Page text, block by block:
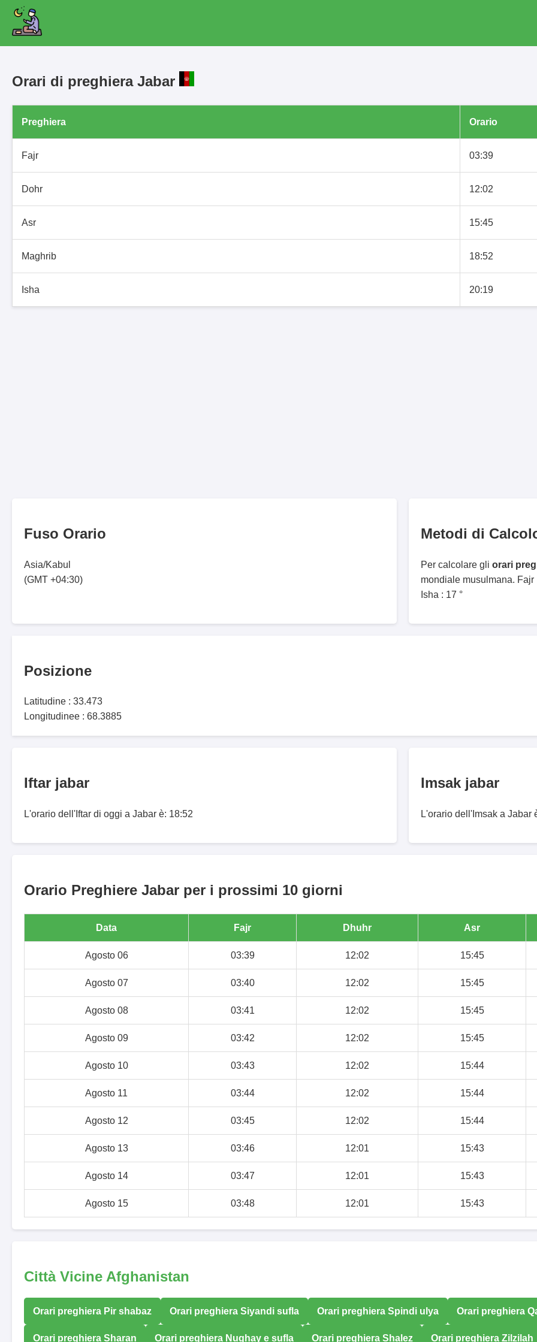
Orari di preghiera Jabar
Preghiera Orario
Fajr 03:39
Dohr 12:02
Asr 15:45
Maghrib 18:52
Isha 20:19
Fuso Orario
Asia/Kabul
(GMT +04:30)
Metodi di
Per calcolare gli orari
mondiale musulmana. Fajr
Isha : 17 °
Posizione
Latitudine : 33.473
Longitudinee : 68.3885
Iftar jabar
L'orario dell'Iftar di oggi a Jabar è: 18:52
Imsak jabar
L'orario dell'Imsak a Jabar
Orario Preghiere Jabar per i prossimi 10 giorni
Data Fajr Dhuhr Asr
Agosto 06 03:39 12:02 15:45
Agosto 07 03:40 12:02 15:45
Agosto 08 03:41 12:02 15:45
Agosto 09 03:42 12:02 15:45
Agosto 10 03:43 12:02 15:44
Agosto 11 03:44 12:02 15:44
Agosto 12 03:45 12:02 15:44
Agosto 13 03:46 12:01 15:43
Agosto 14 03:47 12:01 15:43
Agosto 15 03:48 12:01 15:43
Città Vicine Afghanistan
Orari preghiera Pir shabaz Orari preghiera Siyandi sufla Orari preghiera Spindi ulya Orari preghiera
Orari preghiera Sharan Orari preghiera Nughay e sufla Orari preghiera Shalez Orari preghiera Zilzilah